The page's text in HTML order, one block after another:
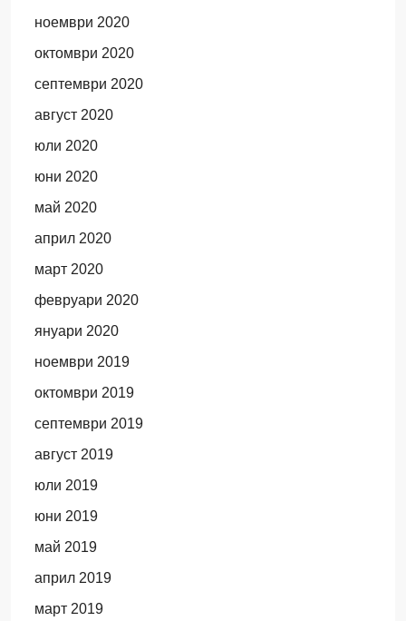
ноември 2020
октомври 2020
септември 2020
август 2020
юли 2020
юни 2020
май 2020
април 2020
март 2020
февруари 2020
януари 2020
ноември 2019
октомври 2019
септември 2019
август 2019
юли 2019
юни 2019
май 2019
април 2019
март 2019